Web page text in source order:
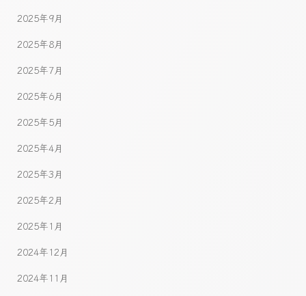
2025年9月
2025年8月
2025年7月
2025年6月
2025年5月
2025年4月
2025年3月
2025年2月
2025年1月
2024年12月
2024年11月